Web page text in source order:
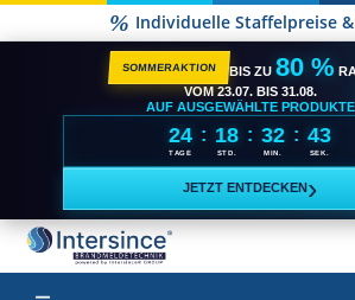
Individuelle Staffelpreise
SOMMERAKTION BIS ZU 80 %
VOM 23.07. BIS 31.08.
AUF AUSGEWÄHLTE PRODUKTE
24
TAGE
: 18
STD.
: 32
MIN.
: 43
SEK.
JETZT ENTDECKEN ›